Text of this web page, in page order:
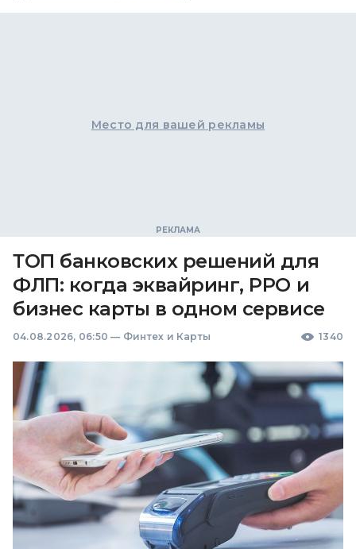
Место для вашей рекламы
ТОП банковских решений для
ФЛП: когда эквайринг, РРО и
бизнес карты в одном сервисе
04.08.2026, 06:50 — Финтех и Карты 1340